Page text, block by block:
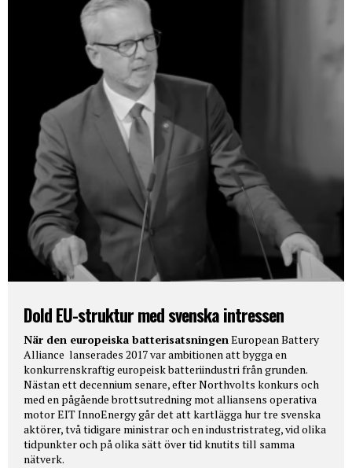
Dold EU-struktur med svenska intressen
När den europeiska batterisatsningenEuropean Battery
Alliance lanserades 2017 var ambitionen att bygga en
konkurrenskraftig europeisk batteriindustri från grunden.
Nästan ett decennium senare, efter Northvolts konkurs och
med en pågående brottsutredning mot alliansens operativa
motor EIT InnoEnergy går det att kartlägga hur tre svenska
aktörer, två tidigare ministrar och en industristrateg, vid olika
tidpunkter och på olika sätt över tid knutits till samma
nätverk.